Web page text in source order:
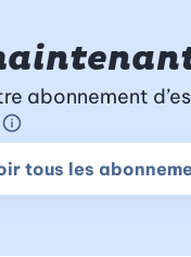
abonnement
En savoir plus sur
tous les